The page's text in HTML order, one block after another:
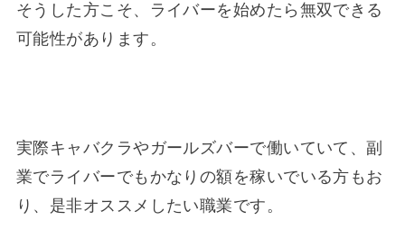
そうした方こそ、ライバーを始めたら無双できる
可能性があります。
実際キャバクラやガールズバーで働いていて、副
業でライバーでもかなりの額を稼いでいる方もお
り、是非オススメしたい職業です。